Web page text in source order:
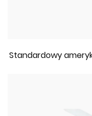
Standardowy